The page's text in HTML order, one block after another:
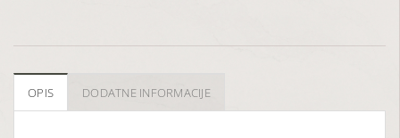
OPIS DODATNE INFORMACIJE